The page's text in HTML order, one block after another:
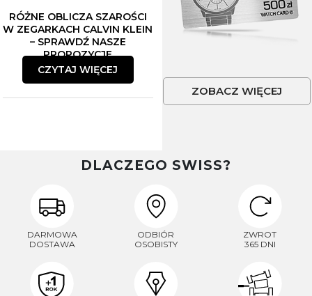
RÓŻNE OBLICZA SZAROŚCI
W ZEGARKACH CALVIN KLEIN
– SPRAWDŹ NASZE
PROPOZYCJE
CZYTAJ WIĘCEJ
ZOBACZ WIĘCEJ
DLACZEGO SWISS?
DARMOWA
DOSTAWA
ODBIÓR
OSOBISTY
ZWROT
365 DNI